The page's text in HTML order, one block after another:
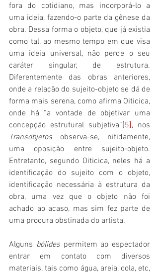
fora do cotidiano, mas incorporá-lo a
uma ideia, fazendo-o parte da gênese da
obra. Dessa forma o objeto, que já existia
como tal, ao mesmo tempo em que visa
uma ideia universal, não perde o seu
caráter singular, de estrutura.
Diferentemente das obras anteriores,
onde a relação do sujeito-objeto se dá de
forma mais serena, como afirma Oiticica,
onde há “a vontade de objetivar uma
concepção estrutural subjetiva”[5]
Transobjetos observa-se, nitidamente,
uma oposição entre sujeito-objeto.
Entretanto, segundo Oiticica, neles há a
identificação do sujeito com o objeto,
identificação necessária à estrutura da
obra, uma vez que o objeto não foi
achado ao acaso, mas sim fez parte de
uma procura obstinada do artista.
Alguns bólides permitem ao espectador
entrar em contato com diversos
materiais, tais como água, areia, cola, etc,